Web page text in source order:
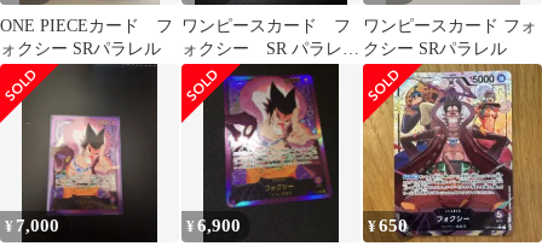
ONE PIECEカード フ
ォクシー SRパラレル
ワンピースカード フ
ォクシー SR パラレ
ル 極美品
ワンピースカード フォ
クシー SRパラレル
¥ 7,000 ¥6,900 ¥650